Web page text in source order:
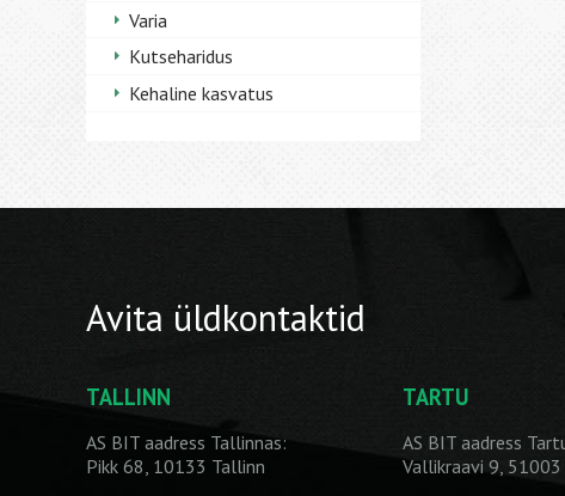
Varia
Kutseharidus
Kehaline kasvatus
Avita üldkontaktid
TALLINN
AS BIT aadress Tallinnas:
Pikk 68, 10133 Tallinn
TARTU
AS BIT aadress
Vallikraavi 9,